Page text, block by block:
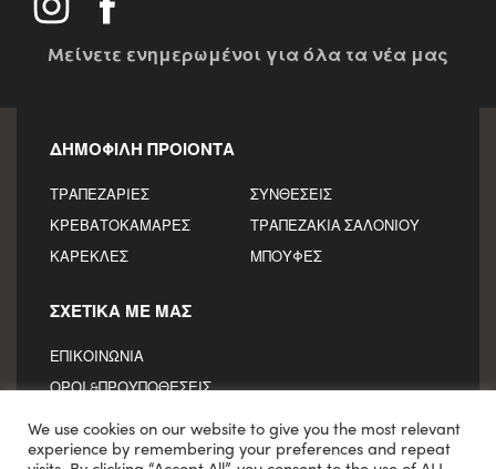
Mείνετε ενημερωμένοι για όλα τα νέα μας
ΔΗΜΟΦΙΛΗ ΠΡΟΙΟΝΤΑ
ΤΡΑΠΕΖΑΡΙΕΣ
ΣΥΝΘΕΣΕΙΣ
ΚΡΕΒΑΤΟΚΑΜΑΡΕΣ
ΤΡΑΠΕΖΑΚΙΑ ΣΑΛΟΝΙΟΥ
ΚΑΡΕΚΛΕΣ
ΜΠΟΥΦΕΣ
ΣΧΕΤΙΚΑ ΜΕ ΜΑΣ
ΕΠΙΚΟΙΝΩΝΙΑ
ΟΡΟΙ &ΠΡΟΥΠΟΘΕΣΕΙΣ
We use cookies on our website to give you the most relevant
experience by remembering your preferences and repeat